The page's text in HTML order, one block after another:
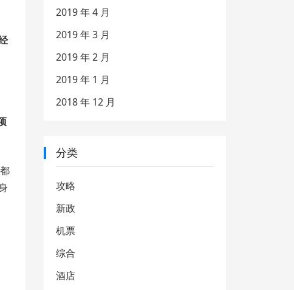
2019 年 4 月
2019 年 3 月
2019 年 2 月
2019 年 1 月
2018 年 12 月
分类
攻略
新政
机票
综合
酒店